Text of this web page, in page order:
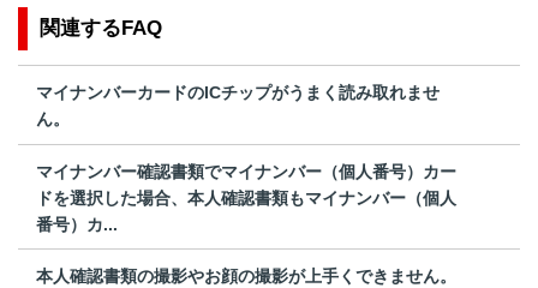
関連するFAQ
マイナンバーカードのICチップがうまく読み取れませ
ん。
マイナンバー確認書類でマイナンバー（個人番号）カー
ドを選択した場合、本人確認書類もマイナンバー（個人
番号）カ...
本人確認書類の撮影やお顔の撮影が上手くできません。